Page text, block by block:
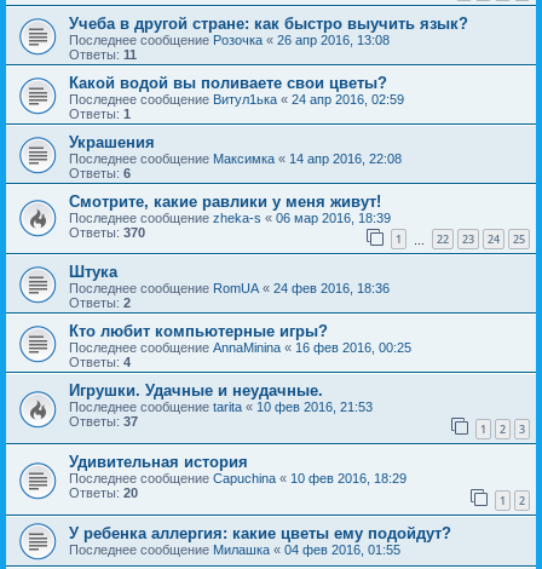
Учеба в другой стране: как быстро выучить язык?
Последнее сообщение Розочка « 26 апр 2016, 13:08
Ответы: 11
Какой водой вы поливаете свои цветы?
Последнее сообщение Витул1ька « 24 апр 2016, 02:59
Ответы: 1
Украшения
Последнее сообщение Максимка « 14 апр 2016, 22:08
Ответы: 6
Смотрите, какие равлики у меня живут!
Последнее сообщение zheka-s « 06 мар 2016, 18:39
Ответы: 370 1 22 23 24 25
Штука
Последнее сообщение RomUA « 24 фев 2016, 18:36
Ответы: 2
Кто любит компьютерные игры?
Последнее сообщение AnnaMinina « 16 фев 2016, 00:25
Ответы: 4
Игрушки. Удачные и неудачные.
Последнее сообщение tarita « 10 фев 2016, 21:53
Ответы: 37 1 2 3
Удивительная история
Последнее сообщение Capuchina « 10 фев 2016, 18:29
Ответы: 20 1 2
У ребенка аллергия: какие цветы ему подойдут?
Последнее сообщение Милашка « 04 фев 2016, 01:55